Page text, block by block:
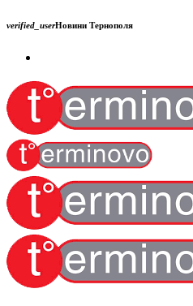
verified_userНовини Тернополя